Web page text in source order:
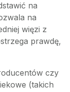
na
na
więzi z
prawdę,
czy
(takich